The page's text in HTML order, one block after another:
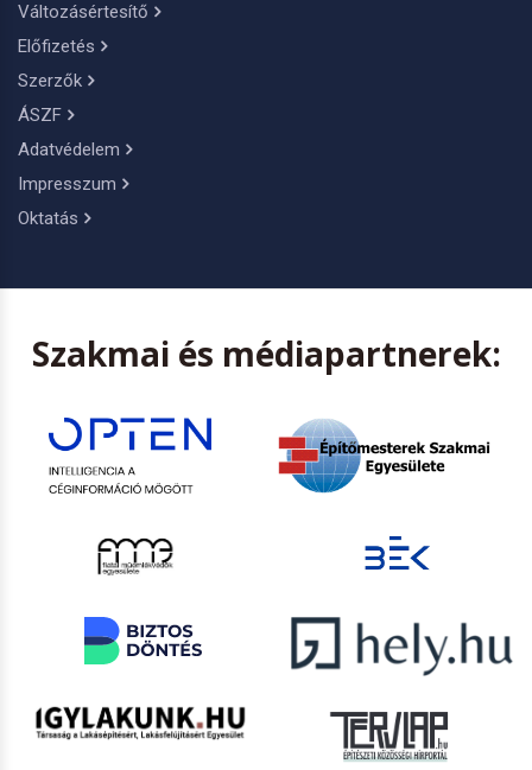
Változásértesítő
Előfizetés
Szerzők
ÁSZF
Adatvédelem
Impresszum
Oktatás
Szakmai és médiapartnerek: